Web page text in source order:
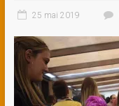
25 mai 2019